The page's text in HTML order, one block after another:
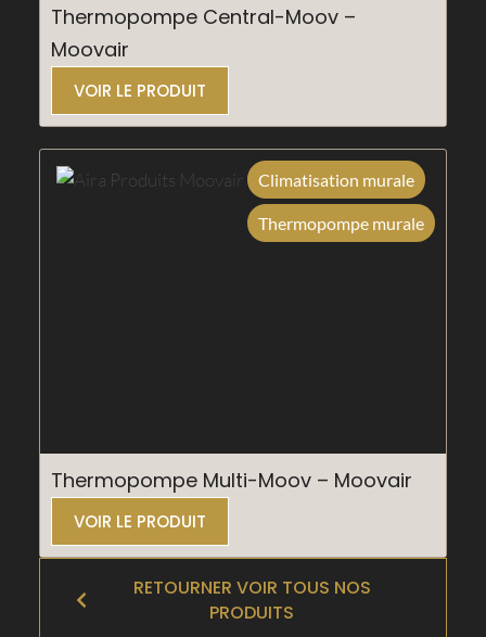
Thermopompe Central-Moov –
Moovair
VOIR LE PRODUIT
Climatisation murale
Thermopompe murale
Thermopompe Multi-Moov – Moovair
VOIR LE PRODUIT
RETOURNER VOIR TOUS NOS
PRODUITS